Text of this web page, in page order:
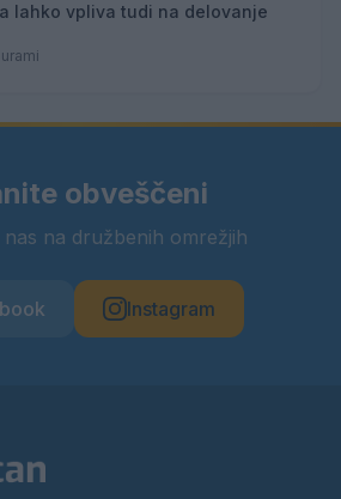
lahko vpliva tudi na delovanje
obveščeni
nas na družbenih omrežjih
Instagram